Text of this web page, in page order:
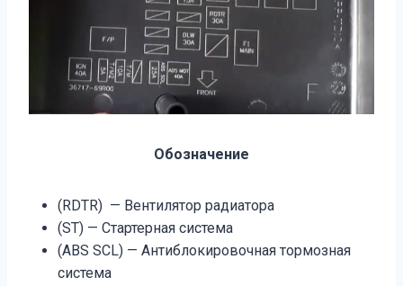
Обозначение
(RDTR) — Вентилятор радиатора
(ST) — Стартерная система
(ABS SCL) — Антиблокировочная тормозная
система